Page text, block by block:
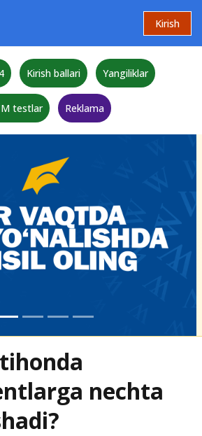
Kirish
Kirish ballari Yangiliklar
testlar Reklama
nechta